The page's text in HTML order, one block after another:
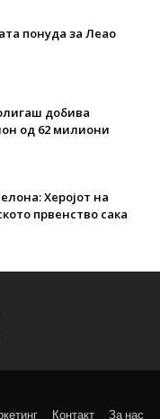
понуда за Леао
добива
од 62 милиони
Херојот на
првенство сака
Контакт За нас